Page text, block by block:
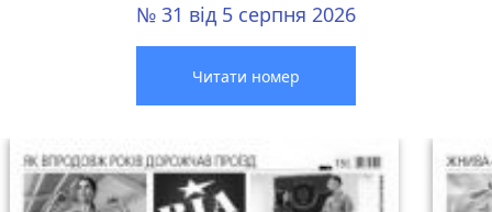
№ 31 від 5 серпня 2026
Читати номер